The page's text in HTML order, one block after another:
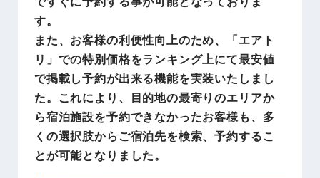
す。
また、お客様の利便性向上のため、「エアト
リ」での特別価格をランキング上にて最安値
で掲載し予約が出来る機能を実装いたしまし
た。これにより、目的地の最寄りのエリアか
ら宿泊施設を予約できなかったお客様も、多
くの選択肢からご宿泊先を検索、予約するこ
とが可能となりました。